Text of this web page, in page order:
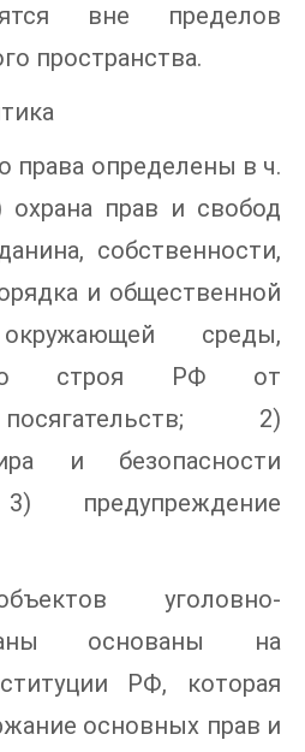
вне пределов
пространства.
права определены в ч.
прав и свобод
собственности,
и общественной
окружающей среды,
строя РФ от
2)
и безопасности
3) предупреждение
уголовно-
основаны на
РФ, которая
основных прав и